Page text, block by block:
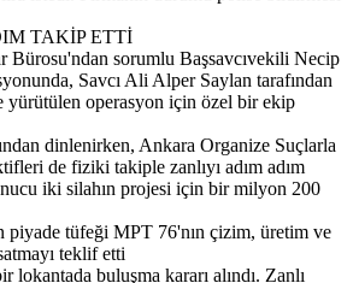
TAKİP ETTİ
Bürosu'ndan sorumlu Başsavcıvekili Necip
Savcı Ali Alper Saylan tarafından
operasyon için özel bir ekip
dinlenirken, Ankara Organize Suçlarla
de fiziki takiple zanlıyı adım adım
iki silahın projesi için bir milyon 200
tüfeği MPT 76'nın çizim, üretim ve
teklif etti
lokantada buluşma kararı alındı. Zanlı